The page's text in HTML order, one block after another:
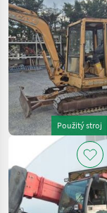
Použitý stroj